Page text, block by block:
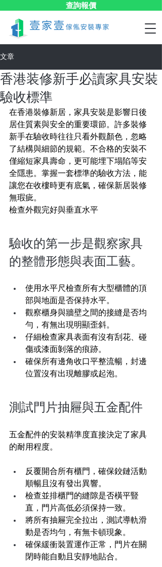
查詢報價
文章
香港装修新手必讀家具安裝
驗收標準
在香港裝修新居，家具安裝是影響日後
居住質素與安全的重要環節。許多裝修
新手在驗收時往往只看外觀顏色，忽略
了結構與細節的規範。不合格的安裝不
僅縮短家具壽命，更可能埋下塌陷等安
全隱患。掌握一套標準的驗收方法，能
讓您在收樓時更有底氣，確保新居裝修
無瑕疵。
檢查外觀完好與垂直水平
驗收的第一步是觀察家具
的整體形態與表面工藝。
使用水平尺檢查所有大型櫃體的頂
部與地面是否保持水平。
觀察櫃身與牆壁之間的接縫是否均
勻，有無出現明顯歪斜。
仔細檢查家具表面有沒有刮花、碰
傷或漆面剝落的痕跡。
確保所有邊角收口平整流暢，封邊
位置沒有出現離膠或起泡。
測試門片抽屜與五金配件
五金配件的安裝精準度直接決定了家具
的耐用程度。
反覆開合所有櫃門，確保鉸鏈活動
順暢且沒有發出異響。
檢查並排櫃門的縫隙是否橫平豎
直，門片高低必須保持一致。
將所有抽屜完全拉出，測試導軌滑
動是否均勻，有無卡頓現象。
確保緩衝裝置運作正常，門片在關
閉時能自動且安靜地貼合。